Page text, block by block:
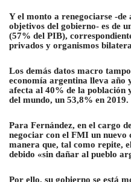
Y el monto a renegociarse -de
objetivos del gobierno- es de
(57% del PIB),
privados y organismos
Los demás datos macro
economía argentina lleva año
afecta al 40% de la población
del mundo, un 53,8% en 2019.
Para Fernández, en el cargo
negociar con el FMI un nuevo
manera que, tal como repite,
debido «sin dañar al pueblo
Por ello, su gobierno se está